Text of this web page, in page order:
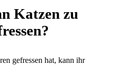
Katzen zu
gefressen hat, kann ihr